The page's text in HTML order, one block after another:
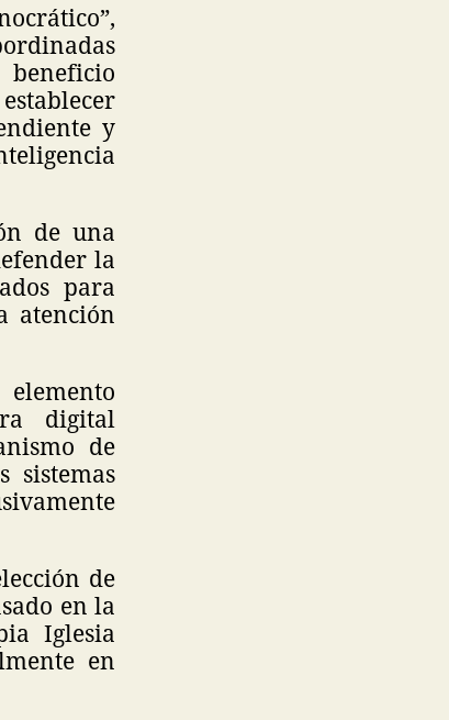
y
de una
la
para
atención
digital
de
sistemas
de
en la
Iglesia
en